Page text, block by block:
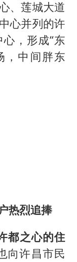
、莲城大道
心并列的许
，形成“东
，中间胖东
热烈追捧
都之心的住
向许昌市民